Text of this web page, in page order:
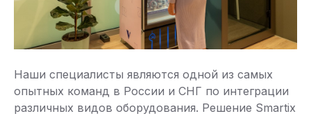
Наши специалисты являются одной из самых
опытных команд в России и СНГ по интеграции
различных видов оборудования. Решение Smartix